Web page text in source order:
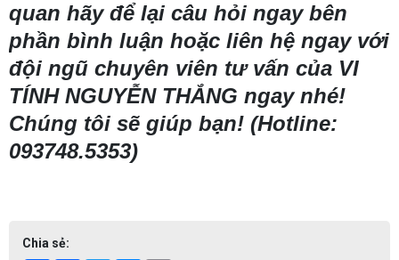
quan hãy để lại câu hỏi ngay bên
phần bình luận hoặc liên hệ ngay với
đội ngũ chuyên viên tư vấn của VI
TÍNH NGUYỄN THẮNG ngay nhé!
Chúng tôi sẽ giúp bạn! (Hotline:
093748.5353)
Chia sẻ: